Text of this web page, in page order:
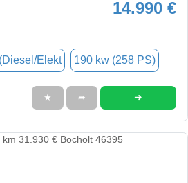
14.990 €
Elekt 190 kw (258 PS)
★ ➦ ➜